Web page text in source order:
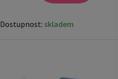
Dostupnost: skladem